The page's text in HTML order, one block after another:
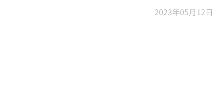
2023年05月12日